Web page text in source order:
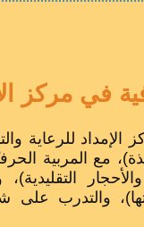
في مركز
الإمداد للرعاية
مع المربية
والتدرب